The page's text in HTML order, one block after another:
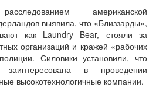
американской
выявила, что «Близзарды»,
как Laundry Bear, стояли за
организаций и кражей «рабочих
Силовики установили, что
заинтересована в проведении
высокотехнологичные компании.